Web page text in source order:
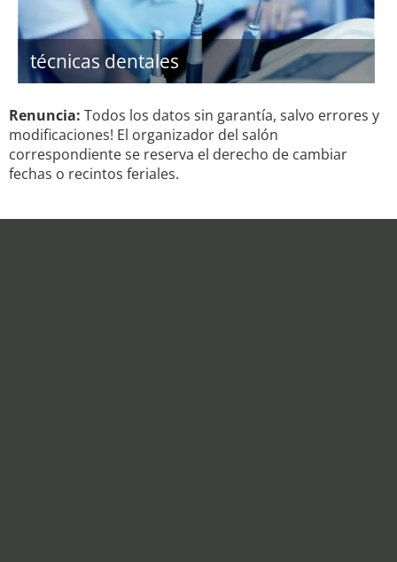
técnicas dentales
Renuncia: Todos los datos sin garantía, salvo errores y
modificaciones! El organizador del salón
correspondiente se reserva el derecho de cambiar
fechas o recintos feriales.